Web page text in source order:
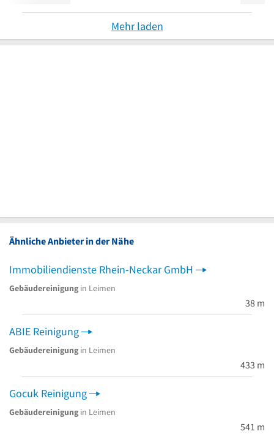
Mehr laden
Ähnliche Anbieter in der Nähe
Immobiliendienste Rhein-Neckar GmbH
Gebäudereinigung in Leimen
38 m
ABIE Reinigung
Gebäudereinigung in Leimen
433 m
Gocuk Reinigung
Gebäudereinigung in Leimen
541 m